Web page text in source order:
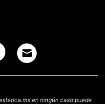
en ningún caso puede